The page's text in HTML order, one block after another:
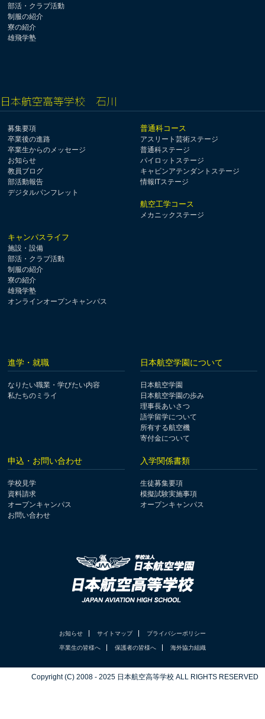
部活・クラブ活動
制服の紹介
寮の紹介
雄飛学塾
日本航空高等学校 石川
募集要項
卒業後の進路
卒業生からのメッセージ
お知らせ
教員ブログ
部活動報告
デジタルパンフレット
普通科コース
アスリート芸術ステージ
普通科ステージ
パイロットステージ
キャビンアテンダントステージ
情報ITステージ
航空工学コース
メカニックステージ
キャンパスライフ
施設・設備
部活・クラブ活動
制服の紹介
寮の紹介
雄飛学塾
オンラインオープンキャンパス
進学・就職
なりたい職業・学びたい内容
私たちのミライ
日本航空学園について
日本航空学園
日本航空学園の歩み
理事長あいさつ
語学留学について
所有する航空機
寄付金について
申込・お問い合わせ
学校見学
資料請求
オープンキャンパス
お問い合わせ
入学関係書類
生徒募集要項
模擬試験実施事項
オープンキャンパス
お知らせ サイトマップ プライバシーポリシー
卒業生の皆様へ 保護者の皆様へ 海外協力組織
Copyright (C) 2008 - 2025 日本航空高等学校 ALL RIGHTS RESERVED